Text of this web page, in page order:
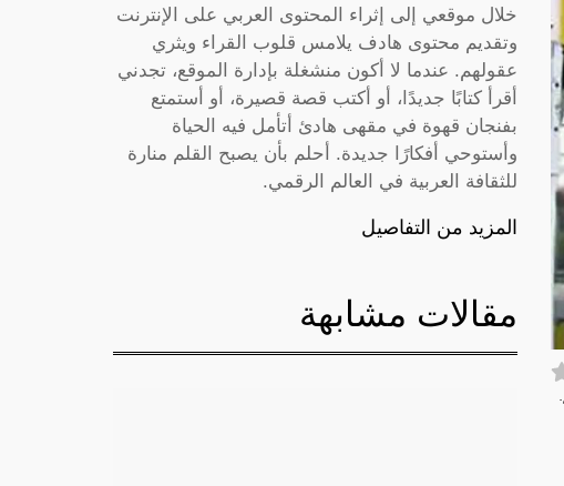
خلال موقعي إلى إثراء المحتوى العربي على الإنترنت
وتقديم محتوى هادف يلامس قلوب القراء ويثري
عقولهم. عندما لا أكون منشغلة بإدارة الموقع، تجدني
أقرأ كتابًا جديدًا، أو أكتب قصة قصيرة، أو أستمتع
بفنجان قهوة في مقهى هادئ أتأمل فيه الحياة
وأستوحي أفكارًا جديدة. أحلم بأن يصبح القلم منارة
للثقافة العربية في العالم الرقمي.
المزيد من التفاصيل
مقالات مشابهة